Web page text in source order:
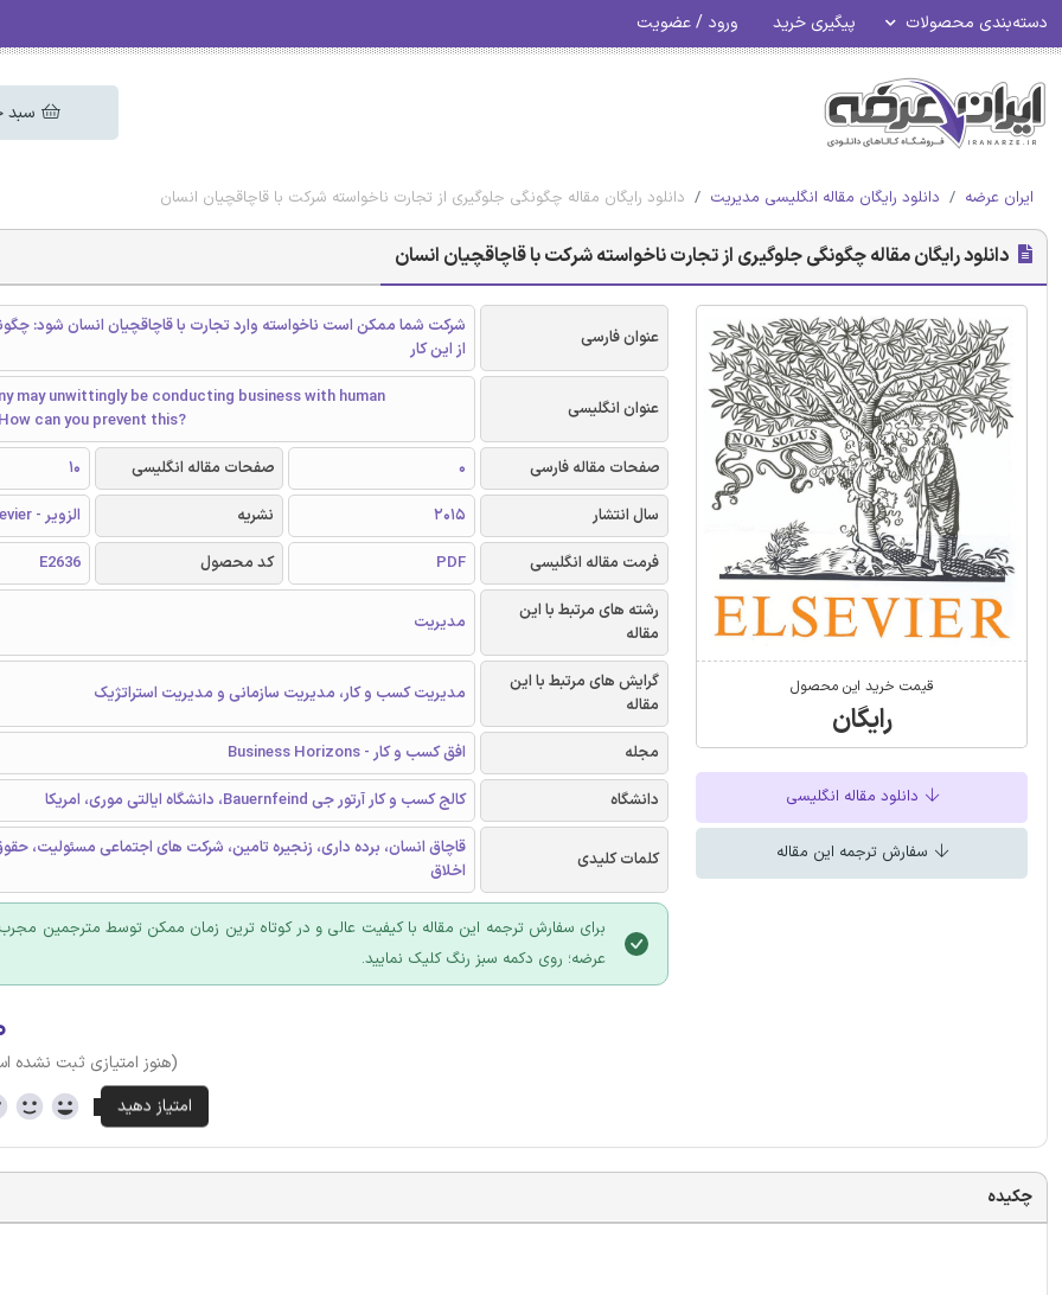
دسته‌بندی محصولات پیگیری خرید ورود / عضویت
سبد
ایران عرضه دانلود رایگان مقاله انگلیسی مدیریت دانلود رایگان مقاله چگونگی جلوگیری از تجارت ناخواسته شرکت با قاچاقچیان انسان
دانلود رایگان مقاله چگونگی جلوگیری از تجارت ناخواسته شرکت با قاچاقچیان انسان
قیمت خرید این محصول
رایگان
دانلود مقاله انگلیسی
سفارش ترجمه این مقاله
عنوان فارسی
شرکت شما ممکن است ناخواسته وارد تجارت با قاچاقچیان انسان شود:
از این کار
عنوان انگلیسی
may unwittingly be conducting business with human
can you prevent this?
صفحات مقاله فارسی
0 صفحات مقاله انگلیسی
10
سال انتشار
2015 نشریه
الزویر - Elsevier
فرمت مقاله انگلیسی
PDF کد محصول
E2636
رشته های مرتبط با این
مقاله
مدیریت
گرایش های مرتبط با این
مقاله
مدیریت کسب و کار، مدیریت سازمانی و مدیریت استراتژیک
مجله
افق کسب و کار - Business Horizons
دانشگاه
کالج کسب و کار آرتور جی Bauernfeind، دانشگاه ایالتی موری، امریکا
کلمات کلیدی
قاچاق انسان، برده داری، زنجیره تامین، شرکت های اجتماعی مسئوليت،
اخلاق
برای سفارش ترجمه این مقاله با کیفیت عالی و در کوتاه ترین زمان ممکن توسط مترجمین
عرضه؛ روی دکمه سبز رنگ کلیک نمایید.
(هنوز امتیازی ثبت نشده
چکیده